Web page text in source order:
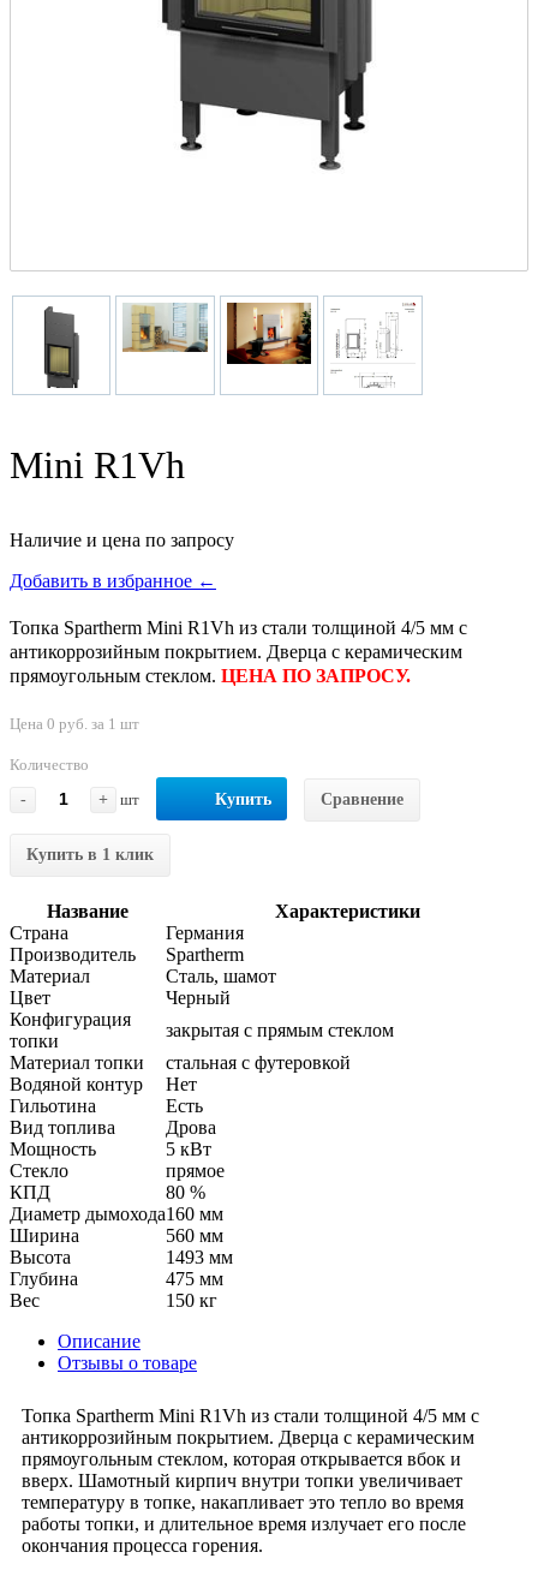
Mini R1Vh
Наличие и цена по запросу
Добавить в избранное ←
Топка Spartherm Mini R1Vh из стали толщиной 4/5 мм с
антикоррозийным покрытием. Дверца с керамическим
прямоугольным стеклом. ЦЕНА ПО ЗАПРОСУ.
Цена 0 руб. за 1 шт
Количество
-
+ шт Купить Сравнение
Купить в 1 клик
Название
Характеристики
Страна
Германия
Производитель
Spartherm
Материал
Сталь, шамот
Цвет
Черный
Конфигурация
топки
закрытая с прямым стеклом
Материал топки
стальная с футеровкой
Водяной контур
Нет
Гильотина
Есть
Вид топлива
Дрова
Мощность
5 кВт
Стекло
прямое
КПД
80 %
Диаметр дымохода160 мм
Ширина
560 мм
Высота
1493 мм
Глубина
475 мм
Вес
150 кг
Описание
Отзывы о товаре
Топка Spartherm Mini R1Vh из стали толщиной 4/5 мм с
антикоррозийным покрытием. Дверца с керамическим
прямоугольным стеклом, которая открывается вбок и
вверх. Шамотный кирпич внутри топки увеличивает
температуру в топке, накапливает это тепло во время
работы топки, и длительное время излучает его после
окончания процесса горения.